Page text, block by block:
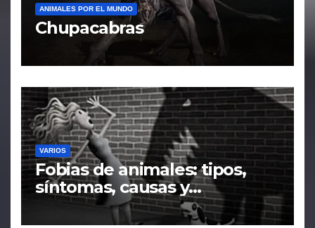
ANIMALES POR EL MUNDO
Chupacabras
VARIOS
Fobias de animales: tipos,
síntomas, causas y
tratamiento